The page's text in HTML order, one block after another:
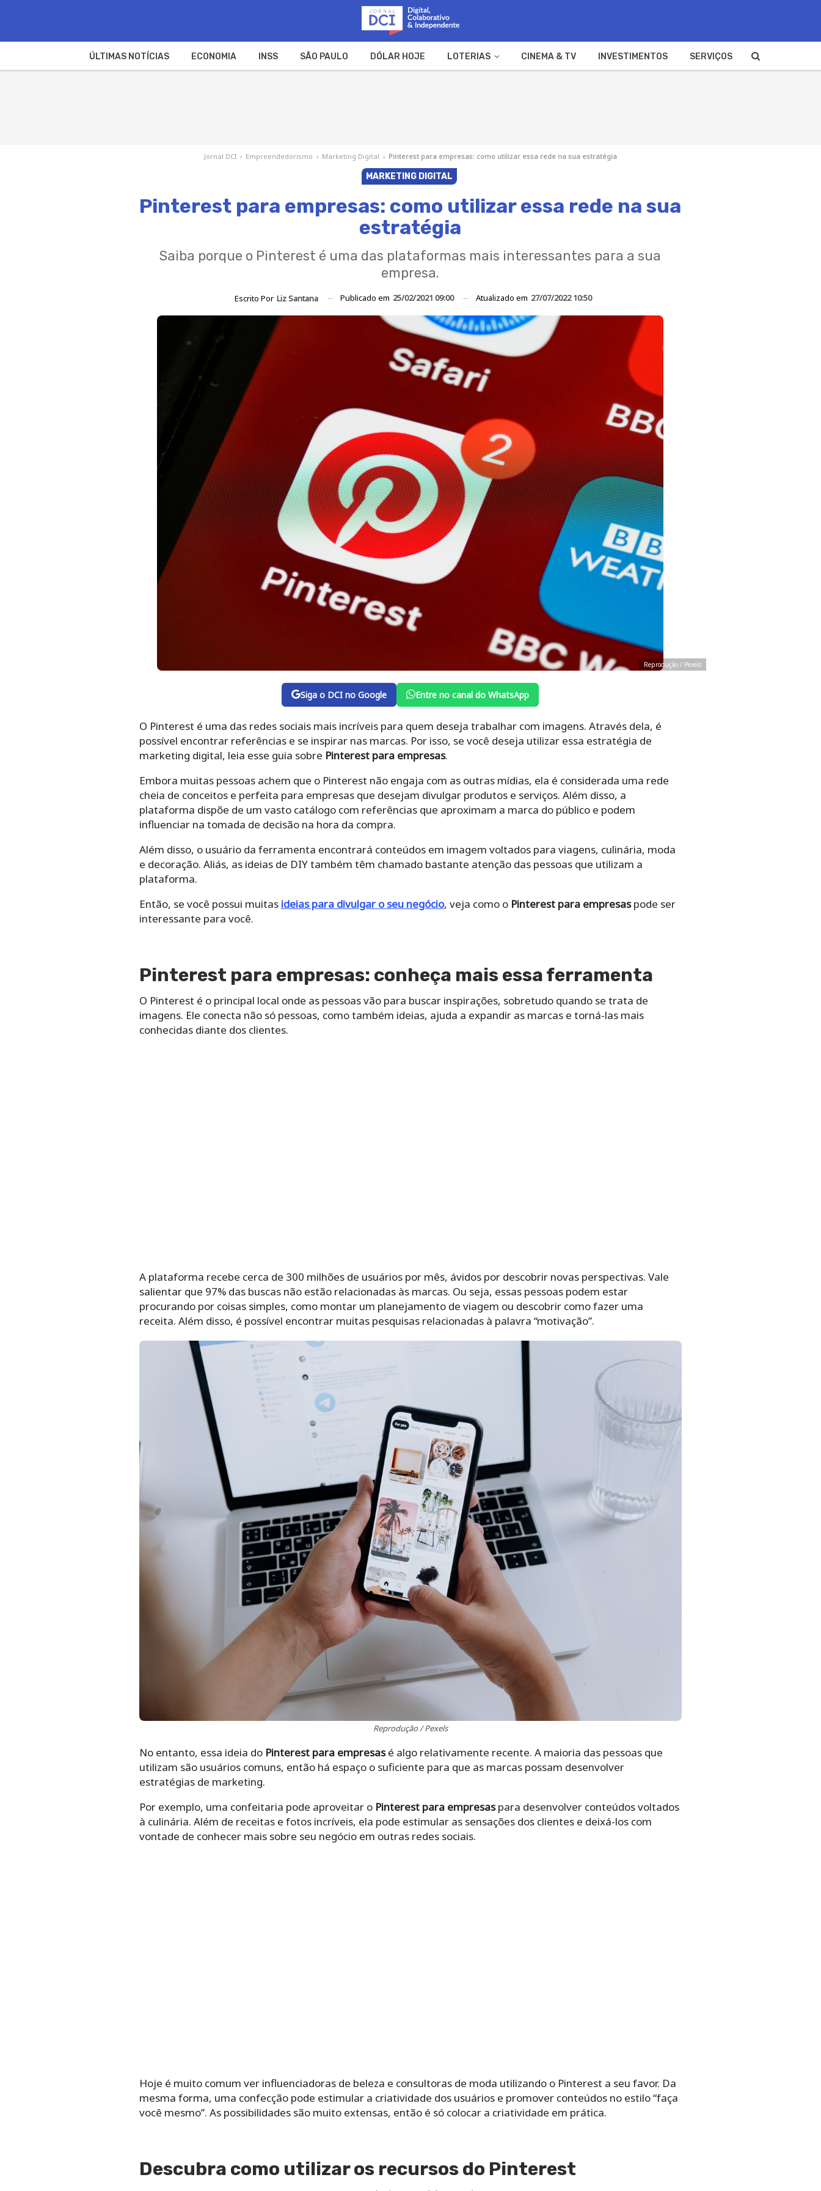
ÚLTIMAS NOTÍCIAS ECONOMIA INSS SÃO PAULO DÓLAR HOJE LOTERIAS CINEMA & TV INVESTIMENTOS SERVIÇOS
Jornal DCI › Empreendedorismo › Marketing Digital › Pinterest para empresas: como utilizar essa rede na sua estratégia
MARKETING DIGITAL
Pinterest para empresas: como utilizar essa rede na sua
estratégia
Saiba porque o Pinterest é uma das plataformas mais interessantes para a sua
empresa.
Escrito Por Liz Santana Publicado em 25/02/2021 09:00 Atualizado em 27/07/2022 10:50
Reprodução / Pexels
Siga o DCI no Google Entre no canal do WhatsApp
O Pinterest é uma das redes sociais mais incríveis para quem deseja trabalhar com imagens. Através dela, é
possível encontrar referências e se inspirar nas marcas. Por isso, se você deseja utilizar essa estratégia de
marketing digital, leia esse guia sobre Pinterest para empresas.
Embora muitas pessoas achem que o Pinterest não engaja com as outras mídias, ela é considerada uma rede
cheia de conceitos e perfeita para empresas que desejam divulgar produtos e serviços. Além disso, a
plataforma dispõe de um vasto catálogo com referências que aproximam a marca do público e podem
influenciar na tomada de decisão na hora da compra.
Além disso, o usuário da ferramenta encontrará conteúdos em imagem voltados para viagens, culinária, moda
e decoração. Aliás, as ideias de DIY também têm chamado bastante atenção das pessoas que utilizam a
plataforma.
Então, se você possui muitas ideias para divulgar o seu negócio, veja como o Pinterest para empresaspode ser
interessante para você.
Pinterest para empresas: conheça mais essa ferramenta
O Pinterest é o principal local onde as pessoas vão para buscar inspirações, sobretudo quando se trata de
imagens. Ele conecta não só pessoas, como também ideias, ajuda a expandir as marcas e torná-las mais
conhecidas diante dos clientes.
A plataforma recebe cerca de 300 milhões de usuários por mês, ávidos por descobrir novas perspectivas. Vale
salientar que 97% das buscas não estão relacionadas às marcas. Ou seja, essas pessoas podem estar
procurando por coisas simples, como montar um planejamento de viagem ou descobrir como fazer uma
receita. Além disso, é possível encontrar muitas pesquisas relacionadas à palavra “motivação”.
Reprodução / Pexels
No entanto, essa ideia do Pinterest para empresasé algo relativamente recente. A maioria das pessoas que
utilizam são usuários comuns, então há espaço o suficiente para que as marcas possam desenvolver
estratégias de marketing.
Por exemplo, uma confeitaria pode aproveitar o Pinterest para empresaspara desenvolver conteúdos voltados
à culinária. Além de receitas e fotos incríveis, ela pode estimular as sensações dos clientes e deixá-los com
vontade de conhecer mais sobre seu negócio em outras redes sociais.
Hoje é muito comum ver influenciadoras de beleza e consultoras de moda utilizando o Pinterest a seu favor. Da
mesma forma, uma confecção pode estimular a criatividade dos usuários e promover conteúdos no estilo “faça
você mesmo”. As possibilidades são muito extensas, então é só colocar a criatividade em prática.
Descubra como utilizar os recursos do Pinterest